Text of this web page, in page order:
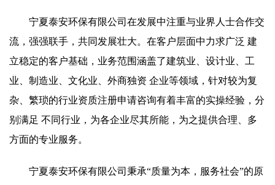
宁夏泰安环保有限公司在发展中注重与业界人士合作交
流，强强联手，共同发展壮大。在客户层面中力求广泛 建
立稳定的客户基础，业务范围涵盖了建筑业、设计业、工
业、制造业、文化业、外商独资 企业等领域，针对较为复
杂、繁琐的行业资质注册申请咨询有着丰富的实操经验，分
别满足 不同行业，为各企业尽其所能，为之提供合理、多
方面的专业服务。
宁夏泰安环保有限公司秉承“质量为本，服务社会”的原